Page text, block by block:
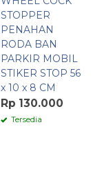
STOPPER
PENAHAN
RODA BAN
PARKIR MOBIL
STIKER STOP 56
x 10 x 8 CM
Rp 130.000
Tersedia